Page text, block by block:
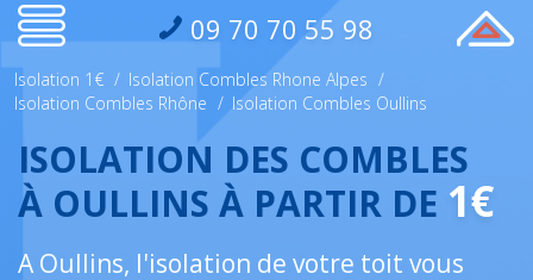
09 70 70 55 98
Isolation 1€ / Isolation Combles Rhone Alpes /
Isolation Combles Rhône / Isolation Combles Oullins
ISOLATION DES COMBLES
À OULLINS À PARTIR DE 1€
A Oullins, l'isolation de votre toit vous